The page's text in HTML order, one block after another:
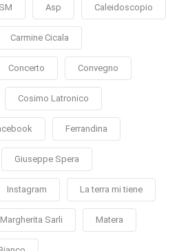
Asp Caleidoscopio
Carmine Cicala
Concerto Convegno
Cosimo Latronico
Ferrandina
Giuseppe Spera
Instagram La terra mi tiene
Margherita Sarli Matera